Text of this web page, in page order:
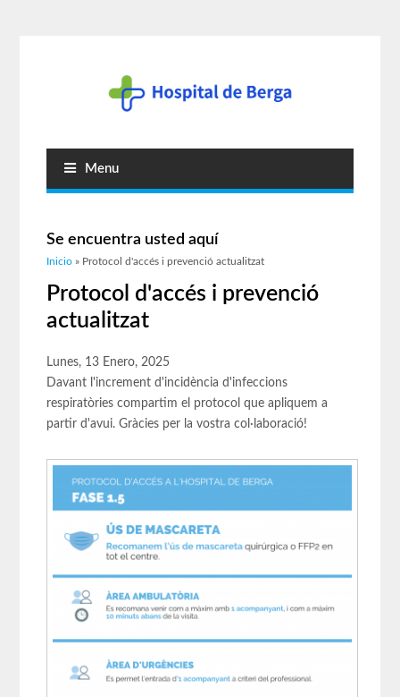
Menu
Se encuentra usted aquí
Inicio » Protocol d'accés i prevenció actualitzat
Protocol d'accés i prevenció
actualitzat
Lunes, 13 Enero, 2025
Davant l'increment d'incidència d'infeccions
respiratòries compartim el protocol que apliquem a
partir d'avui. Gràcies per la vostra col·laboració!